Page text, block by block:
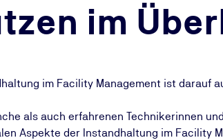
im
im Facility Management ist darauf
als auch erfahrenen Technikerinnen
Aspekte der Instandhaltung im Facility